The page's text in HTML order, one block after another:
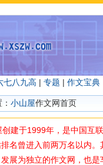
七八九高 | 专题 | 作文宝典
小山屋作文网首页
建于1999年，是中国互
名曾进入前两万名以内
展为独立的作文网，也